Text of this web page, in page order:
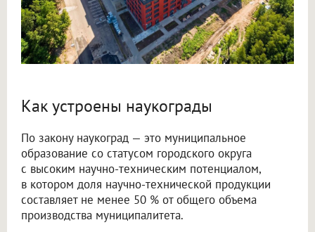
Как устроены наукограды
По закону наукоград — это муниципальное
образование со статусом городского округа
с высоким научно-техническим потенциалом,
в котором доля научно-технической продукции
составляет не менее 50 % от общего объема
производства муниципалитета.